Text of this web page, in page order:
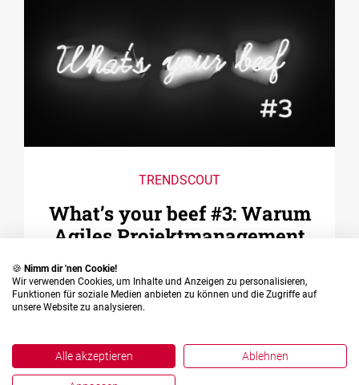
TRENDSCOUT
What’s your beef #3: Warum
Agiles Projektmanagement
auch nach Ihrem
Geschmack sein könnte
jedem Etat. An sich ein Widerspruch, das
Budget lässt sich jedoch auch bei agilen
🍪 Nimm dir 'nen Cookie!
Wir verwenden Cookies, um Inhalte und Anzeigen zu personalisieren,
Funktionen für soziale Medien anbieten zu können und die Zugriffe auf
unsere Website zu analysieren.
Alle akzeptieren Ablehnen